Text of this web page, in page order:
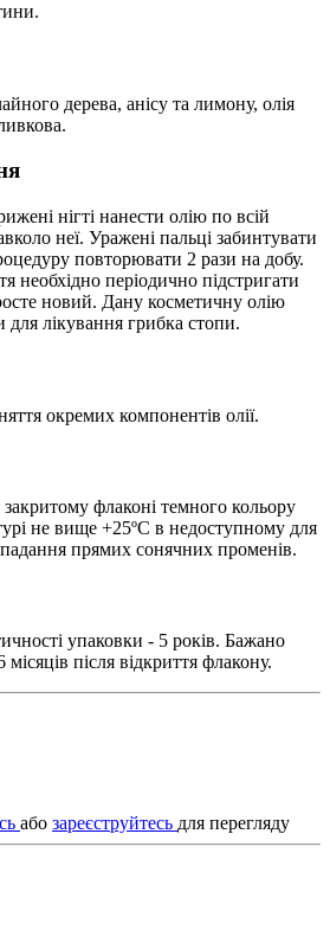
дерева, анісу та лимону, олія
нігті нанести олію по всій
неї. Уражені пальці забинтувати
повторювати 2 рази на добу.
необхідно періодично підстригати
новий. Дану косметичну олію
лікування грибка стопи.
окремих компонентів олії.
флаконі темного кольору
не вище +25ºC в недоступному для
прямих сонячних променів.
упаковки - 5 років. Бажано
після відкриття флакону.
або зареєструйтесь для перегляду